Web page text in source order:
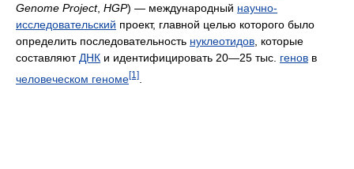
Genome Project, HGP) — международный научно-
исследовательский проект, главной целью которого было
определить последовательность нуклеотидов , которые
составляют ДНК и идентифицировать 20—25 тыс. генов в
человеческом геноме[1]